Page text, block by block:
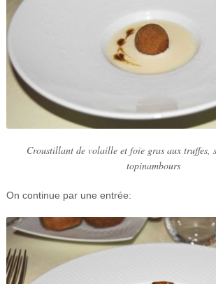
Croustillant de volaille et foie gras aux truffes,
topinambours
On continue par une entrée: